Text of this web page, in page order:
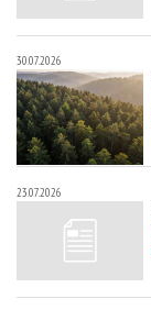
30.07.2026
23.07.2026